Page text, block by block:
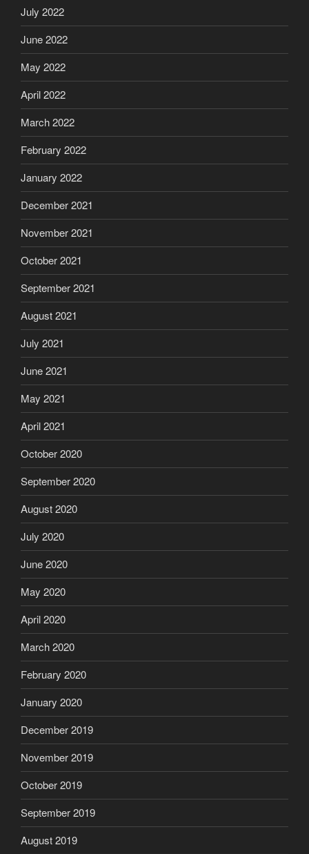
July 2022
June 2022
May 2022
April 2022
March 2022
February 2022
January 2022
December 2021
November 2021
October 2021
September 2021
August 2021
July 2021
June 2021
May 2021
April 2021
October 2020
September 2020
August 2020
July 2020
June 2020
May 2020
April 2020
March 2020
February 2020
January 2020
December 2019
November 2019
October 2019
September 2019
August 2019